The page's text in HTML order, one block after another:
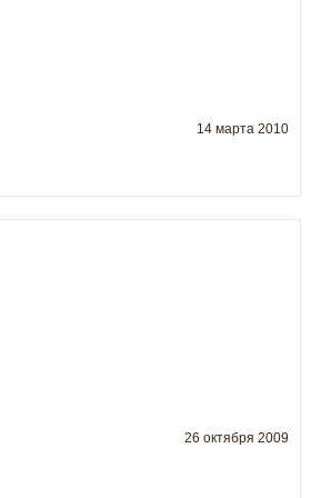
14 марта 2010
26 октября 2009